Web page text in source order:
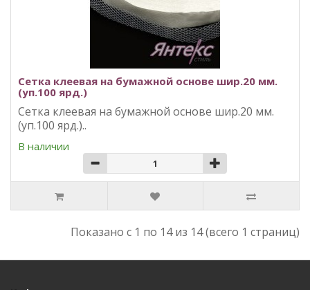
Сетка клеевая на бумажной основе шир.20 мм.
(уп.100 ярд.)
Сетка клеевая на бумажной основе шир.20 мм.
(уп.100 ярд.)..
В наличии
Показано с 1 по 14 из 14 (всего 1 страниц)